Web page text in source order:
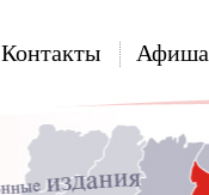
Контакты Афиша